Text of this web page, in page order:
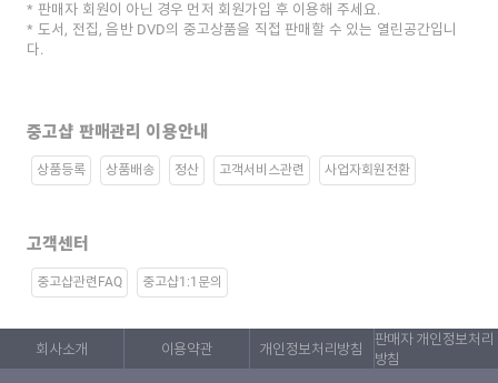
판매자 회원이 아닌 경우 먼저 회원가입 후 이용해 주세요.
도서, 전집, 음반 DVD의 중고상품을 직접 판매할 수 있는 열린공간입니
다.
중고샵 판매관리 이용안내
상품등록 상품배송 정산 고객서비스관련 사업자회원전환
고객센터
중고샵관련FAQ 중고샵1:1문의
회사소개 이용약관 개인정보처리방침
판매자 개인정보처리
방침